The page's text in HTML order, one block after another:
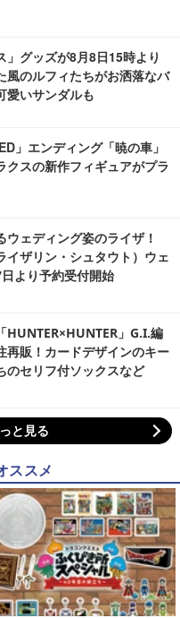
」グッズが8月8日15時より
風のルフィたちがお洒落なバ
愛いサンダルも
」エンディング「暁の車」
クスの新作フィギュアがプラ
ェディング姿のライザ！
イザリン・シュタウト）ウェ
より予約受付開始
HUNTER×HUNTER」G.I.編
再販！カードデザインのキー
のセリフ付ソックスなど
と見る
ススメ